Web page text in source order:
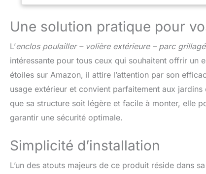
Une solution pratique pour
L’enclos poulailler – volière extérieure – parc
intéressante pour tous ceux qui souhaitent offrir un
étoiles sur Amazon, il attire l’attention par son
usage extérieur et convient parfaitement aux
que sa structure soit légère et facile à monter, elle
garantir une sécurité optimale.
Simplicité d’installation
L’un des atouts majeurs de ce produit réside dans